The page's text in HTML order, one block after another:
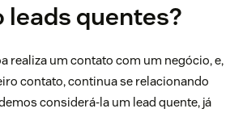
leads quentes?
realiza um contato com um negócio, e,
contato, continua se relacionando
considerá-la um lead quente, já